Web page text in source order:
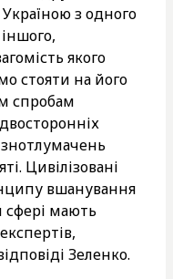
з одного
якого
стояти на його
спробам
Цивілізовані
вшанування
сфері мають
Зеленко.